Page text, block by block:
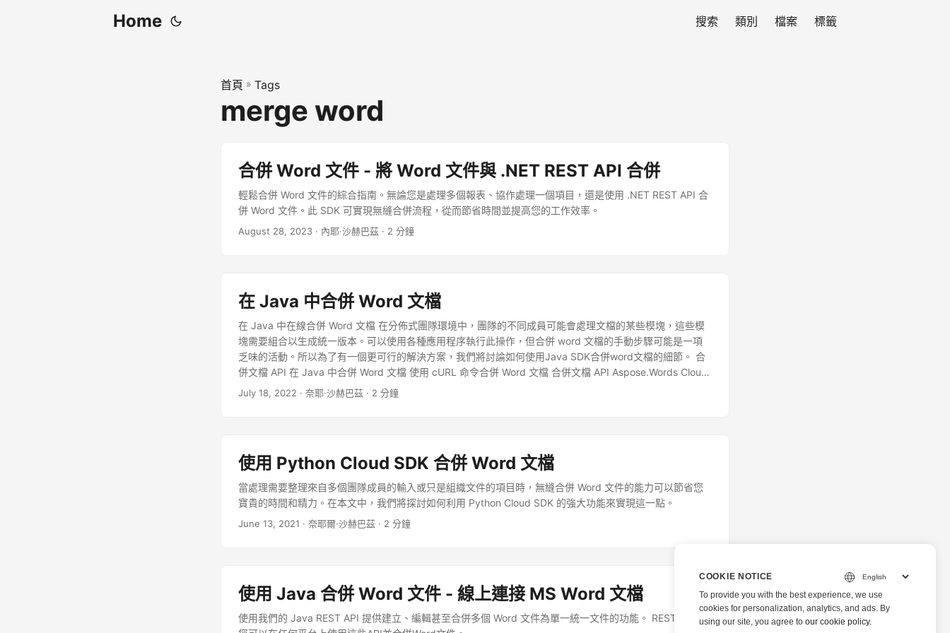
Home 搜索 類別 檔案 標籤
首頁 » Tags
merge word
合併 Word 文件 - 將 Word 文件與 .NET REST API 合併
輕鬆合併 Word 文件的綜合指南。無論您是處理多個報表、協作處理一個項目，還是使用 .NET REST API 合
併 Word 文件。此 SDK 可實現無縫合併流程，從而節省時間並提高您的工作效率。
August 28, 2023 · 內耶·沙赫巴茲 · 2 分鐘
在 Java 中合併 Word 文檔
在 Java 中在線合併 Word 文檔 在分佈式團隊環境中，團隊的不同成員可能會處理文檔的某些模塊，這些模
塊需要組合以生成統一版本。可以使用各種應用程序執行此操作，但合併 word 文檔的手動步驟可能是一項
乏味的活動。所以為了有一個更可行的解決方案，我們將討論如何使用Java SDK合併word文檔的細節。 合
併文檔 API 在 Java 中合併 Word 文檔 使用 cURL 命令合併 Word 文檔 合併文檔 API Aspose.Words Cloud
SDK for Java 使您能夠在 Java 應用程序中引入 Word 文檔創建、操作和轉換功能。它還提供了組合 word
明使用 Java 代碼片段組合 Word 文檔。
July 18, 2022 · 奈耶·沙赫巴茲 · 2 分鐘
使用 Python Cloud SDK 合併 Word 文檔
當處理需要整理來自多個團隊成員的輸入或只是組織文件的項目時，無縫合併 Word 文件的能力可以節省您
寶貴的時間和精力。在本文中，我們將探討如何利用 Python Cloud SDK 的強大功能來實現這一點。
June 13, 2021 · 奈耶爾·沙赫巴茲 · 2 分鐘
使用 Java 合併 Word 文件 - 線上連接 MS Word 文檔
使用我們的 Java REST API 提供建立、編輯甚至合併多個 Word 文件為單一統一文件的功能。 REST架構讓
COOKIE NOTICE
To provide you with the best experience, we use
cookies for personalization, analytics, and ads. By
using our site, you agree to our cookie policy.